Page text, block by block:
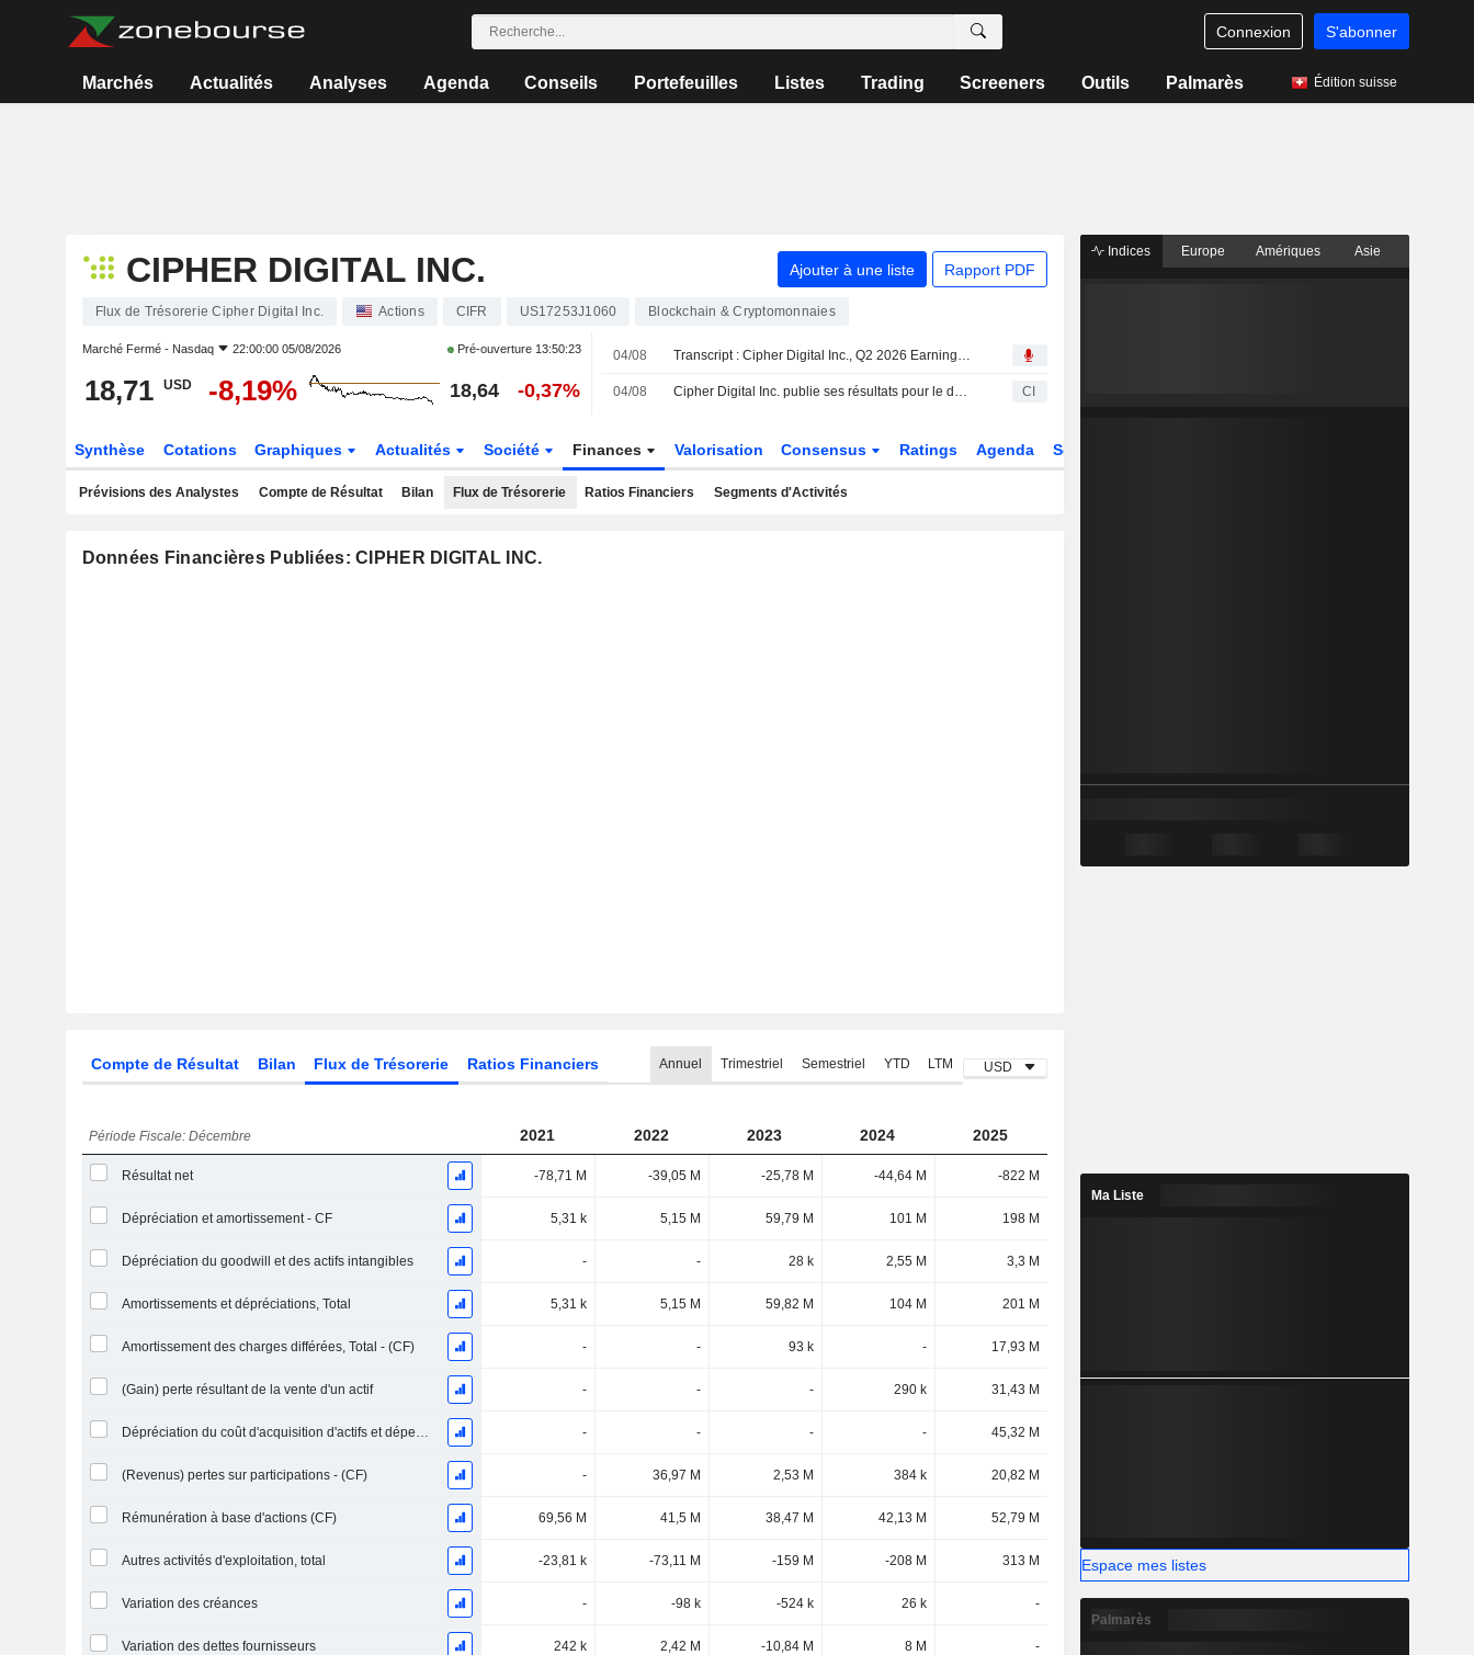
Connexion S'abonner
Marchés Actualités Analyses Agenda Conseils Portefeuilles Listes Trading Screeners Outils Palmarès Édition suisse
CIPHER DIGITAL INC. Ajouter à une liste Rapport PDF
Flux de Trésorerie Cipher Digital Inc. Actions CIFR US17253J1060 Blockchain & Cryptomonnaies
Marché Fermé - Nasdaq 22:00:00 05/08/2026 Pré-ouverture 13:50:23
18,71 USD -8,19% 18,64 -0,37%
04/08 Transcript : Cipher Digital Inc., Q2 2026 Earnings Call, Aug 04, 2026
04/08 Cipher Digital Inc. publie ses résultats pour le deuxième trimestre et le premier semestre clos le 30 juin 2026 CI
Synthèse Cotations Graphiques Actualités Société Finances Valorisation Consensus Ratings Agenda Secteur
Prévisions des Analystes Compte de Résultat Bilan Flux de Trésorerie Ratios Financiers Segments d'Activités
Données Financières Publiées: CIPHER DIGITAL INC.
Compte de Résultat Bilan Flux de Trésorerie Ratios Financiers Annuel Trimestriel Semestriel YTD LTM USD
Période Fiscale: Décembre 2021 2022 2023 2024 2025
Résultat net -78,71 M -39,05 M -25,78 M -44,64 M -822 M
Dépréciation et amortissement - CF 5,31 k 5,15 M 59,79 M 101 M 198 M
Dépréciation du goodwill et des actifs intangibles - - 28 k 2,55 M 3,3 M
Amortissements et dépréciations, Total 5,31 k 5,15 M 59,82 M 104 M 201 M
Amortissement des charges différées, Total - (CF) - - 93 k - 17,93 M
(Gain) perte résultant de la vente d'un actif - - - 290 k 31,43 M
Dépréciation du coût d'acquisition d'actifs et dépenses de restructuration - - - - 45,32 M
(Revenus) pertes sur participations - (CF) - 36,97 M 2,53 M 384 k 20,82 M
Rémunération à base d'actions (CF) 69,56 M 41,5 M 38,47 M 42,13 M 52,79 M
Autres activités d'exploitation, total -23,81 k -73,11 M -159 M -208 M 313 M
Variation des créances - -98 k -524 k 26 k -
Variation des dettes fournisseurs 242 k 2,42 M -10,84 M 8 M -
Indices Europe Amériques Asie
Ma Liste
Espace mes listes
Palmarès